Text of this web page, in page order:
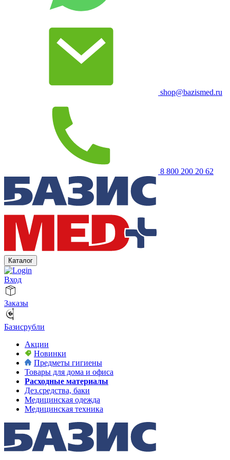
shop@bazismed.ru
8 800 200 20 62
Каталог
Вход
Заказы
Базисрубли
Акции
Новинки
Предметы гигиены
Товары для дома и офиса
Расходные материалы
Дез.средства, баки
Медицинская одежда
Медицинская техника